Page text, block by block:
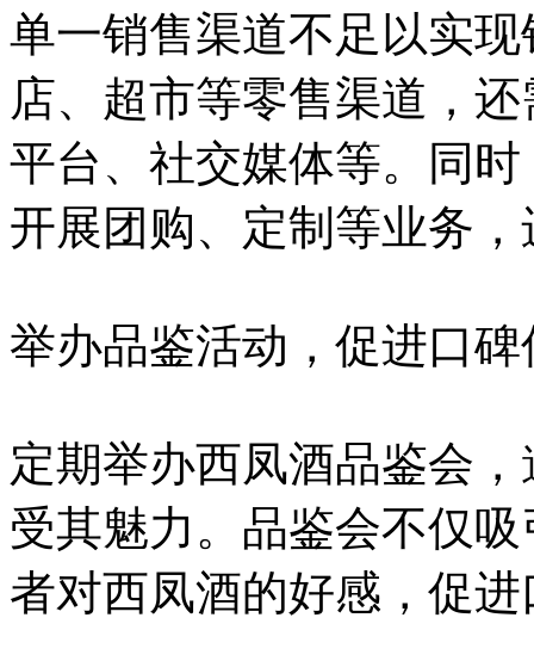
单一销售渠道不足以实
店、超市等零售渠道，
平台、社交媒体等。同
开展团购、定制等业务
举办品鉴活动，促进口碑
定期举办西凤酒品鉴会
受其魅力。品鉴会不仅
者对西凤酒的好感，促